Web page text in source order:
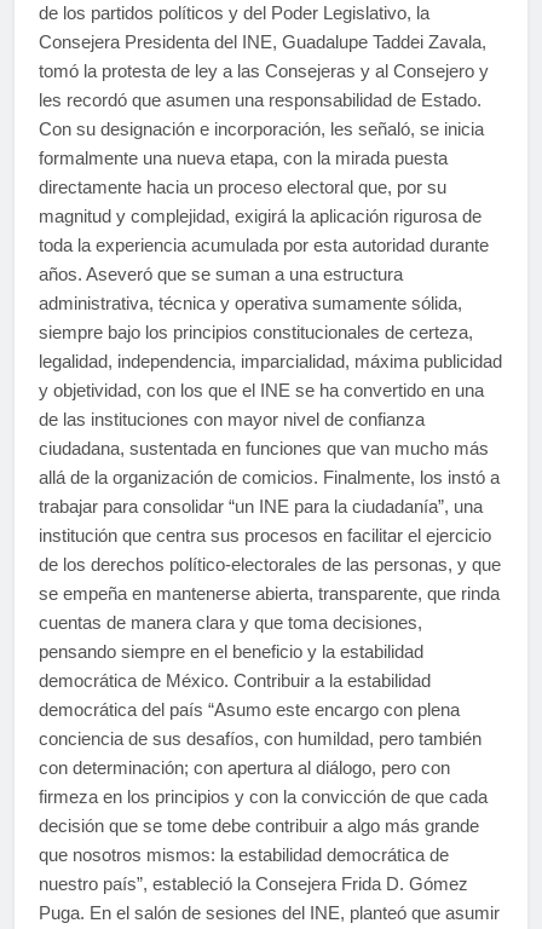
de los partidos políticos y del Poder Legislativo, la
Consejera Presidenta del INE, Guadalupe Taddei Zavala,
tomó la protesta de ley a las Consejeras y al Consejero y
les recordó que asumen una responsabilidad de Estado.
Con su designación e incorporación, les señaló, se inicia
formalmente una nueva etapa, con la mirada puesta
directamente hacia un proceso electoral que, por su
magnitud y complejidad, exigirá la aplicación rigurosa de
toda la experiencia acumulada por esta autoridad durante
años. Aseveró que se suman a una estructura
administrativa, técnica y operativa sumamente sólida,
siempre bajo los principios constitucionales de certeza,
legalidad, independencia, imparcialidad, máxima publicidad
y objetividad, con los que el INE se ha convertido en una
de las instituciones con mayor nivel de confianza
ciudadana, sustentada en funciones que van mucho más
allá de la organización de comicios. Finalmente, los instó a
trabajar para consolidar “un INE para la ciudadanía”, una
institución que centra sus procesos en facilitar el ejercicio
de los derechos político-electorales de las personas, y que
se empeña en mantenerse abierta, transparente, que rinda
cuentas de manera clara y que toma decisiones,
pensando siempre en el beneficio y la estabilidad
democrática de México. Contribuir a la estabilidad
democrática del país “Asumo este encargo con plena
conciencia de sus desafíos, con humildad, pero también
con determinación; con apertura al diálogo, pero con
firmeza en los principios y con la convicción de que cada
decisión que se tome debe contribuir a algo más grande
que nosotros mismos: la estabilidad democrática de
nuestro país”, estableció la Consejera Frida D. Gómez
Puga. En el salón de sesiones del INE, planteó que asumir